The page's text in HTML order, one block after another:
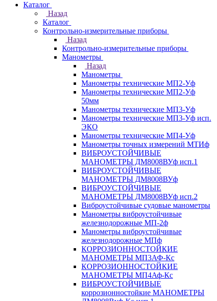
Каталог
Назад
Каталог
Контрольно-измерительные приборы
Назад
Контрольно-измерительные приборы
Манометры
Назад
Манометры
Манометры технические МП2-Уф
Манометры технические МП2-Уф
50мм
Манометры технические МП3-Уф
Манометры технические МП3-Уф исп.
ЭКО
Манометры технические МП4-Уф
Манометры точных измерений МТИф
ВИБРОУСТОЙЧИВЫЕ
МАНОМЕТРЫ ДМ8008ВУф исп.1
ВИБРОУСТОЙЧИВЫЕ
МАНОМЕТРЫ ДМ8008ВУф
ВИБРОУСТОЙЧИВЫЕ
МАНОМЕТРЫ ДМ8008ВУф исп.2
Виброустойчивые судовые манометры
Манометры виброустойчивые
железнодорожные МП-2ф
Манометры виброустойчивые
железнодорожные МПф
КОРРОЗИОННОСТОЙКИЕ
МАНОМЕТРЫ МП3АФ-Кс
КОРРОЗИОННОСТОЙКИЕ
МАНОМЕТРЫ МП4Аф-Кс
ВИБРОУСТОЙЧИВЫЕ
коррозионностойкие МАНОМЕТРЫ